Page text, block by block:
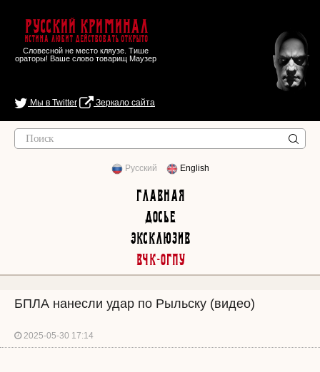
Русский Криминал
Истина любит действовать открыто
Словесной не место кляузе. Тише
ораторы! Ваше слово товарищ Маузер
Мы в Twitter Зеркало сайта
Русский English
Главная
Досье
Эксклюзив
ВЧК-ОГПУ
БПЛА нанесли удар по Рыльску (видео)
2025-05-30 17:14